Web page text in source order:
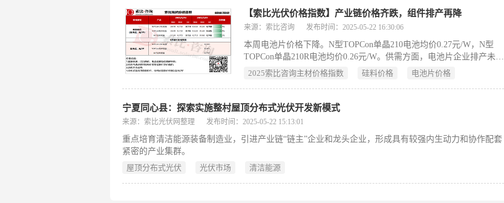
【索比光伏价格指数】产业链价格齐跌，组件排产再降
来源：索比咨询 发布时间：2025-05-22 16:30:06
本周电池片价格下降。N型TOPCon单晶210电池均价0.27元/W，N型
TOPCon单晶210R电池均价0.26元/W。供需方面，电池片企业排产未显
著下调，5月整体排产仍接近4月水平，供需失衡加剧库存压力。硅片成
2025索比咨询主材价格指数 硅料价格 电池片价格
宁夏同心县：探索实施整村屋顶分布式光伏开发新模式
来源：索比光伏网整理 发布时间：2025-05-22 15:13:01
重点培育清洁能源装备制造业，引进产业链“链主”企业和龙头企业，形成具有较强内生动力和协作配套
紧密的产业集群。
屋顶分布式光伏
光伏市场 清洁能源